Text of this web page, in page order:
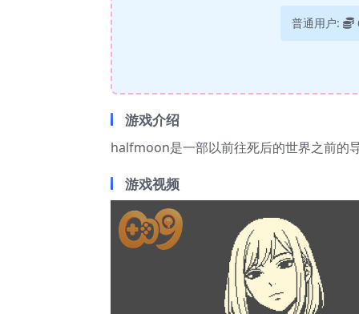
普通用户:
游戏介绍
halfmoon是一部以前往死后的世界之前的
游戏视频